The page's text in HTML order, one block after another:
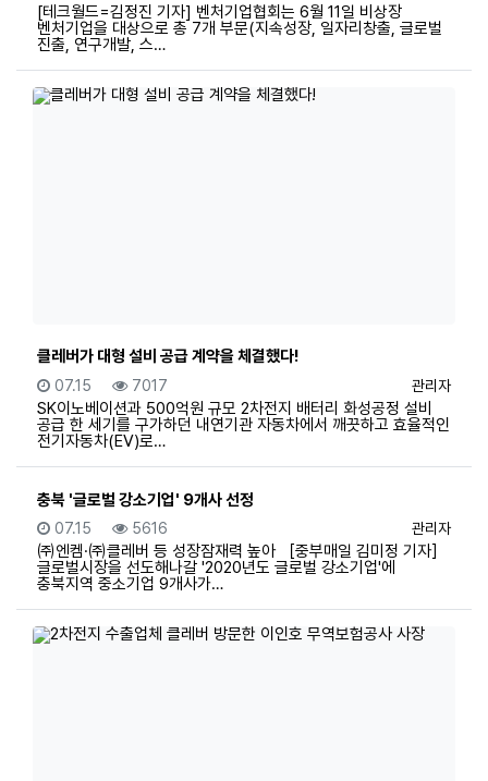
[테크월드=김정진 기자] 벤처기업협회는 6월 11일 비상장
벤처기업을 대상으로 총 7개 부문(지속성장, 일자리창출, 글로벌
진출, 연구개발, 스…
클레버가 대형 설비 공급 계약을 체결했다!
등록자
관리자
등록일
07.15 조회
7017
SK이노베이션과 500억원 규모 2차전지 배터리 화성공정 설비
공급 한 세기를 구가하던 내연기관 자동차에서 깨끗하고 효율적인
전기자동차(EV)로…
충북 '글로벌 강소기업' 9개사 선정
등록자
관리자
등록일
07.15 조회
5616
㈜엔켐·㈜클레버 등 성장잠재력 높아 ［중부매일 김미정 기자］
글로벌시장을 선도해나갈 '2020년도 글로벌 강소기업'에
충북지역 중소기업 9개사가…